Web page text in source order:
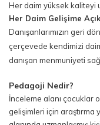
Her daim yüksek kaliteyi
Her Daim Gelişime
Danışanlarımızın geri
çerçevede kendimizi
danışan menmuniyeti
Pedagoji Nedir?
İnceleme alanı çocuklar
gelişimleri için araştırma